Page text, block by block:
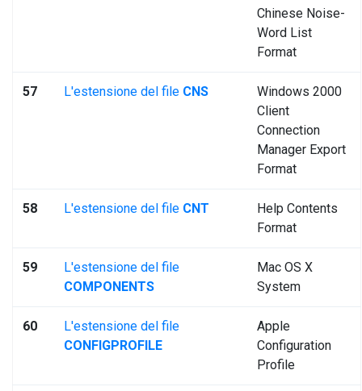
Chinese Noise-
Word List
Format
57 L'estensione del file CNS
Windows 2000
Client
Connection
Manager Export
Format
58 L'estensione del file CNT
Help Contents
Format
59
L'estensione del file
COMPONENTS
Mac OS X
System
60
L'estensione del file
CONFIGPROFILE
Apple
Configuration
Profile